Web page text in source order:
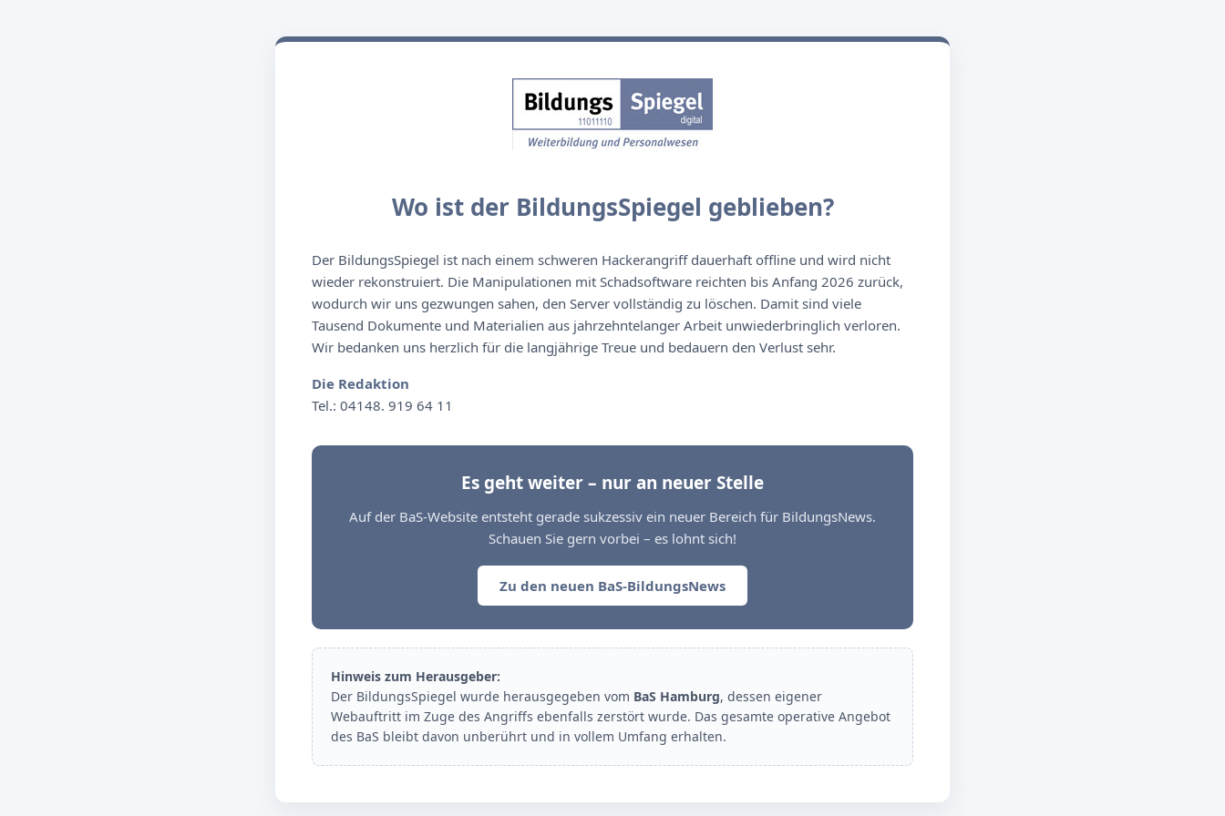
Wo ist der BildungsSpiegel geblieben?
Der BildungsSpiegel ist nach einem schweren Hackerangriff dauerhaft offline und wird nicht
wieder rekonstruiert. Die Manipulationen mit Schadsoftware reichten bis Anfang 2026 zurück,
wodurch wir uns gezwungen sahen, den Server vollständig zu löschen. Damit sind viele
Tausend Dokumente und Materialien aus jahrzehntelanger Arbeit unwiederbringlich verloren.
Wir bedanken uns herzlich für die langjährige Treue und bedauern den Verlust sehr.
Die Redaktion
Tel.: 04148. 919 64 11
Es geht weiter – nur an neuer Stelle
Auf der BaS-Website entsteht gerade sukzessiv ein neuer Bereich für BildungsNews.
Schauen Sie gern vorbei – es lohnt sich!
Zu den neuen BaS-BildungsNews
Hinweis zum Herausgeber:
Der BildungsSpiegel wurde herausgegeben vom BaS Hamburg, dessen eigener
Webauftritt im Zuge des Angriffs ebenfalls zerstört wurde. Das gesamte operative Angebot
des BaS bleibt davon unberührt und in vollem Umfang erhalten.